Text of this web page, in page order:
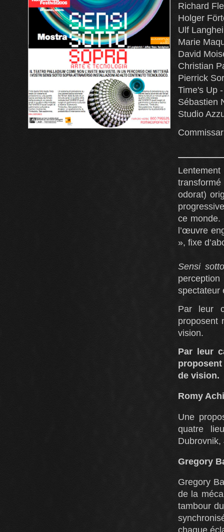
Richard
Holger
Ulf
Marie
David
Christian
Pierrick
Time's Up
Sébastien
Studio
odorat)
ce monde.
l’œuvre
», fixe
Sensi
spectateur
Par leur
proposent
vision.
Par leur
de vision.
Romy
Une
quatre
Dubrovnik,
Gregory
Gregory
de la
tambour
chaque